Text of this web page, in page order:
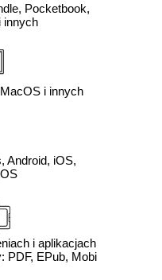
Pocketbook,
innych
i innych
Android, iOS,
i aplikacjach
PDF, EPub, Mobi